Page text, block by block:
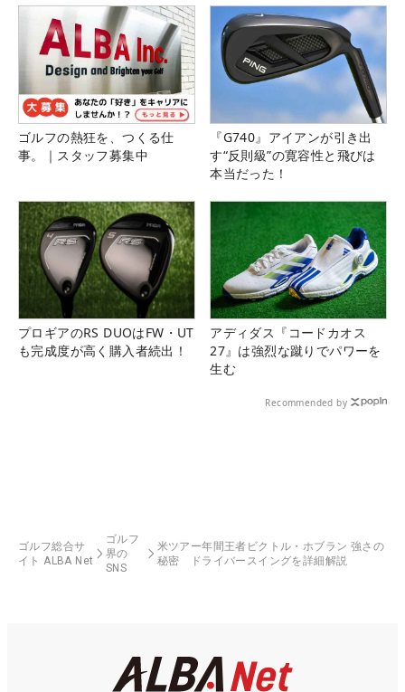
ゴルフの熱狂を、つくる仕
事。｜スタッフ募集中
『G740』アイアンが引き出
す“反則級”の寛容性と飛びは
本当だった！
プロギアのRS DUOはFW・UT
も完成度が高く購入者続出！
アディダス『コードカオス
27』は強烈な蹴りでパワーを
生む
Recommended by
ゴルフ総合サ
イト ALBA Net
ゴルフ
界の
SNS
米ツアー年間王者ビクトル・ホブラン 強さの
秘密 ドライバースイングを詳細解説